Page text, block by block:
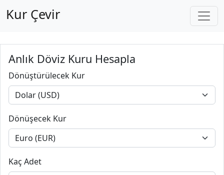
Kur Çevir
Anlık Döviz Kuru Hesapla
Dönüştürülecek Kur
Dönüşecek Kur
Kaç Adet